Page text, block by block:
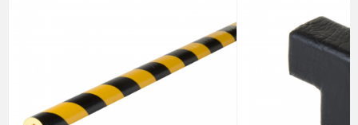
DANCOP